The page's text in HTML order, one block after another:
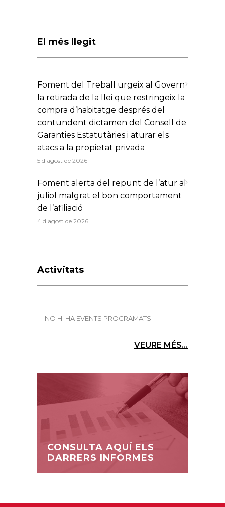
El més llegit
Foment del Treball urgeix al Govern
la retirada de la llei que restringeix la
compra d’habitatge després del
contundent dictamen del Consell de
Garanties Estatutàries i aturar els
atacs a la propietat privada
5 d'agost de 2026
Foment alerta del repunt de l’atur al
juliol malgrat el bon comportament
de l’afiliació
4 d'agost de 2026
Activitats
NO HI HA EVENTS PROGRAMATS
VEURE MÉS...
CONSULTA AQUÍ ELS
DARRERS INFORMES